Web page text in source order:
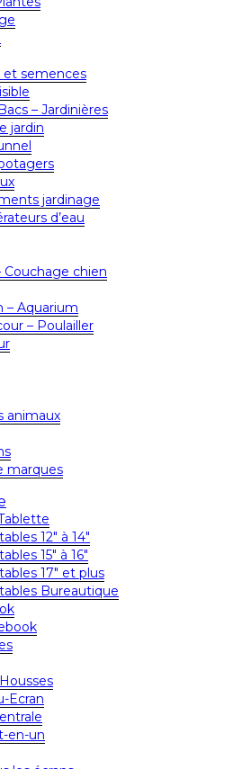
et semences
– Jardinières
jardin
jardinage
d’eau
Couchage chien
– Aquarium
– Poulailler
animaux
marques
12″ à 14″
15″ à 16″
17″ et plus
Bureautique
Ecran
en-un